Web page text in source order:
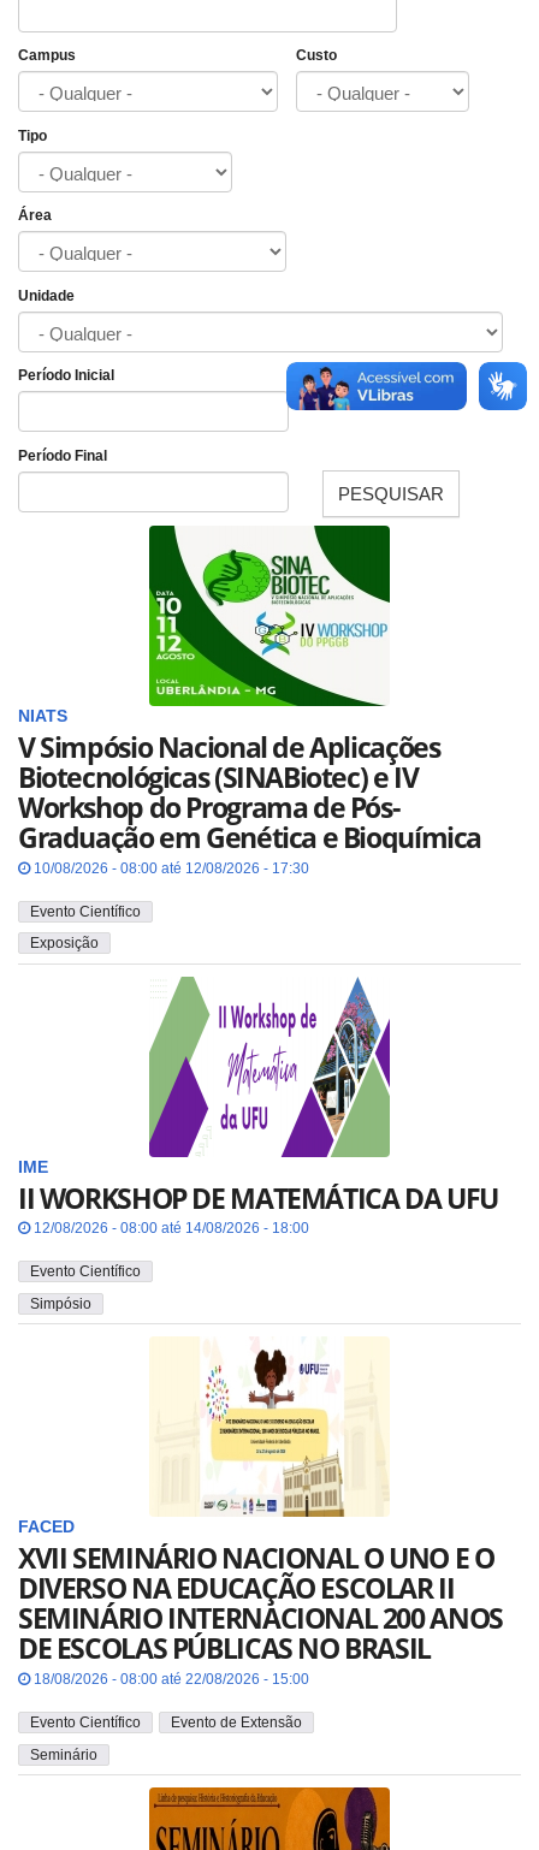
Campus Custo
Tipo
Área
Unidade
Período Inicial
Período Final
PESQUISAR
NIATS
V Simpósio Nacional de Aplicações
Biotecnológicas (SINABiotec) e IV
Workshop do Programa de Pós-
Graduação em Genética e Bioquímica
10/08/2026 - 08:00 até 12/08/2026 - 17:30
Evento Científico
Exposição
IME
II WORKSHOP DE MATEMÁTICA DA UFU
12/08/2026 - 08:00 até 14/08/2026 - 18:00
Evento Científico
Simpósio
FACED
XVII SEMINÁRIO NACIONAL O UNO E O
DIVERSO NA EDUCAÇÃO ESCOLAR II
SEMINÁRIO INTERNACIONAL 200 ANOS
DE ESCOLAS PÚBLICAS NO BRASIL
18/08/2026 - 08:00 até 22/08/2026 - 15:00
Evento Científico
Evento de Extensão
Seminário